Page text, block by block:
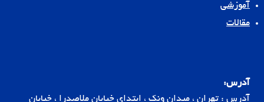
آموزشی
مقالات
آدرس:
آدرس : تهران ، میدان ونک ، ابتدای خیابان ملاصدرا ، خیابان